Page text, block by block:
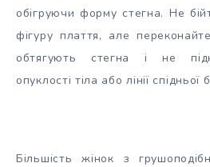
обігруючи форму стегна. Не
фігуру плаття, але
обтягують стегна і не
опуклості тіла або лінії спідньої
Більшість жінок з